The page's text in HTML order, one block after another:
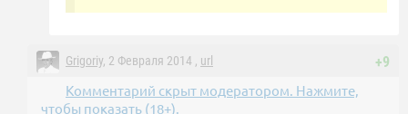
+9
Grigoriy, 2 Февраля 2014 , url
Комментарий скрыт модератором. Нажмите,
чтобы показать (18+).